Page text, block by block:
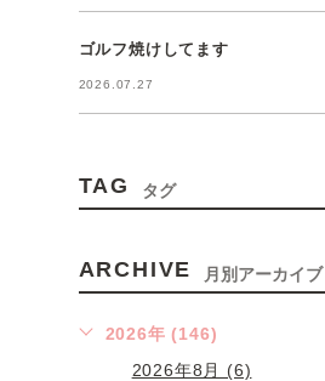
ゴルフ焼けしてます
2026.07.27
TAG タグ
ARCHIVE 月別アーカイブ
2026年 (146)
2026年8月 (6)